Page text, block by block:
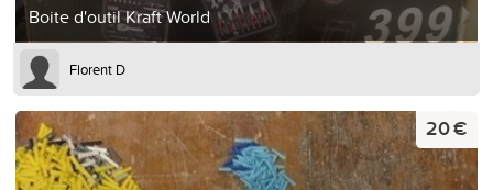
Boite d'outil Kraft World
Florent D
20 €